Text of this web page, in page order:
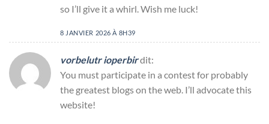
so I’ll give it a whirl. Wish me luck!
8 JANVIER 2026 À 8H39
vorbelutr ioperbirdit:
You must participate in a contest for probably
the greatest blogs on the web. I’ll advocate this
website!